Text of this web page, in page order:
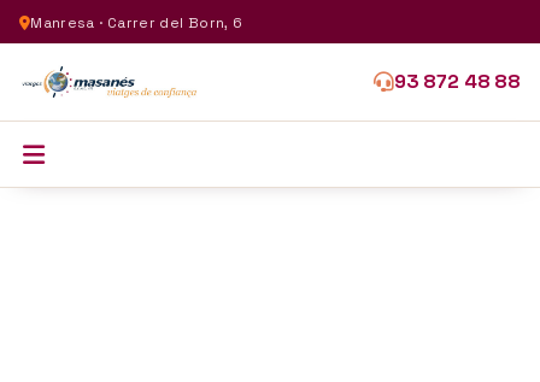
Manresa · Carrer del Born, 6
93 872 48 88